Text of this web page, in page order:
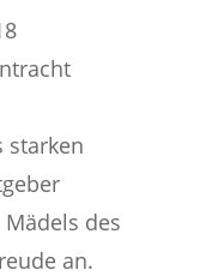
starken
des
an.